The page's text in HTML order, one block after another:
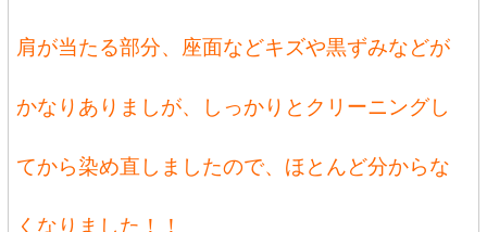
肩が当たる部分、座面などキズや黒ずみなどが
かなりありましが、しっかりとクリーニングし
てから染め直しましたので、ほとんど分からな
くなりました！！